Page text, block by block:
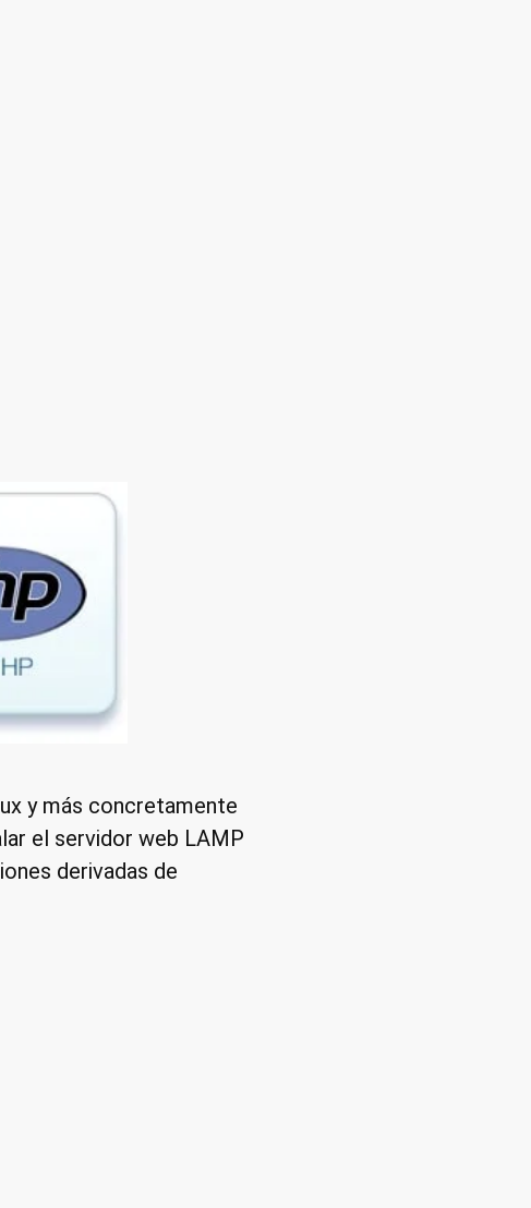
y más concretamente
el servidor web LAMP
derivadas de